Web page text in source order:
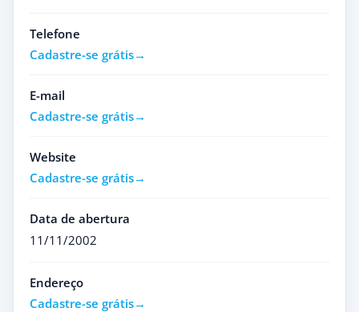
Telefone
Cadastre-se grátis
E-mail
Cadastre-se grátis
Website
Cadastre-se grátis
Data de abertura
11/11/2002
Endereço
Cadastre-se grátis